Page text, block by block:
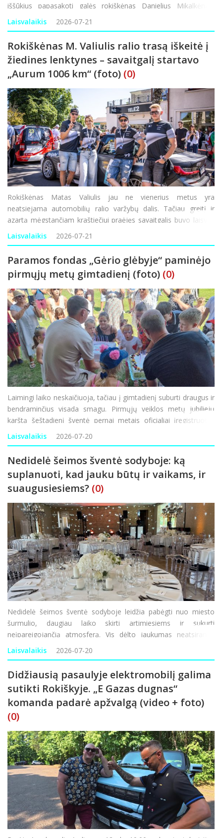
iššūkius papasakoti galės rokiškėnas Danielius Mikalkėnas,
ankstyvą praėjusio šeštadienio rytą pradėjęs kelionę aplink
Lietuv
Laisvalaikis 2026-07-21
Rokiškėnas M. Valiulis ralio trasą iškeitė į
žiedines lenktynes – savaitgalį startavo
„Aurum 1006 km“ (foto) (0)
Rokiškėnas Matas Valiulis jau ne vienerius metus yra
neatsiejama automobilių ralio varžybų dalis. Tačiau greitį ir
azartą mėgstančiam kraštiečiui praėjęs savaitgalis buvo laisvas
nuo ralio varžybų, tad su komanda nusprendė sudalyvauti
Palangoje vykusiose „Aurum 1006 km“ len
Laisvalaikis 2026-07-21
Paramos fondas „Gėrio glėbyje“ paminėjo
pirmųjų metų gimtadienį (foto) (0)
Laimingi laiko neskaičiuoja, tačiau į gimtadienį suburti draugus ir
bendraminčius visada smagu. Pirmųjų veiklos metų jubiliejų
karštą šeštadienį šventė pernai metais oficialiai įregistruotas
paramos ir labdaros fondas „Gėrio glėbyje“, sunkiose situacijose
nepa
Laisvalaikis 2026-07-20
Nedidelė šeimos šventė sodyboje: ką
suplanuoti, kad jauku būtų ir vaikams, ir
suaugusiesiems? (0)
Nedidelė šeimos šventė sodyboje leidžia pabėgti nuo miesto
šurmulio, daugiau laiko skirti artimiesiems ir sukurti
neįpareigojančią atmosferą. Vis dėlto jaukumas neatsiranda
savaime. Kad gerai jaustųsi ir vaikai, ir suaugusieji, reikia
apgalvoti erdvę, šventės laiką, maist
Laisvalaikis 2026-07-20
Didžiausią pasaulyje elektromobilį galima
sutikti Rokiškyje. „E Gazas dugnas“
komanda padarė apžvalgą (video + foto)
(0)